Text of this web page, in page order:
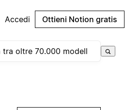
Accedi Ottieni Notion gratis